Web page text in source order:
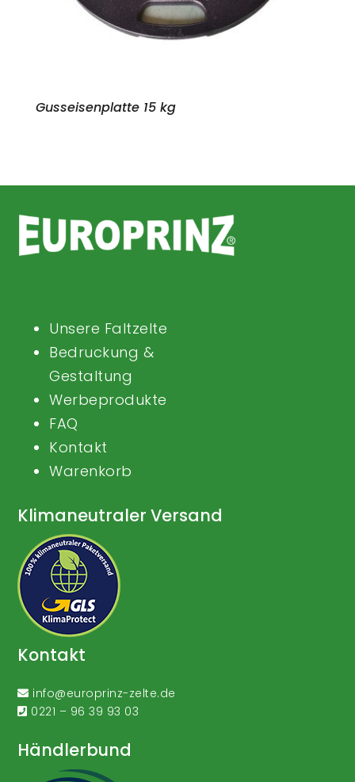
Gusseisenplatte 15 kg
Unsere Faltzelte
Bedruckung &
Gestaltung
Werbeprodukte
FAQ
Kontakt
Warenkorb
Klimaneutraler Versand
Kontakt
info@europrinz-zelte.de
0221 – 96 39 93 03
Händlerbund